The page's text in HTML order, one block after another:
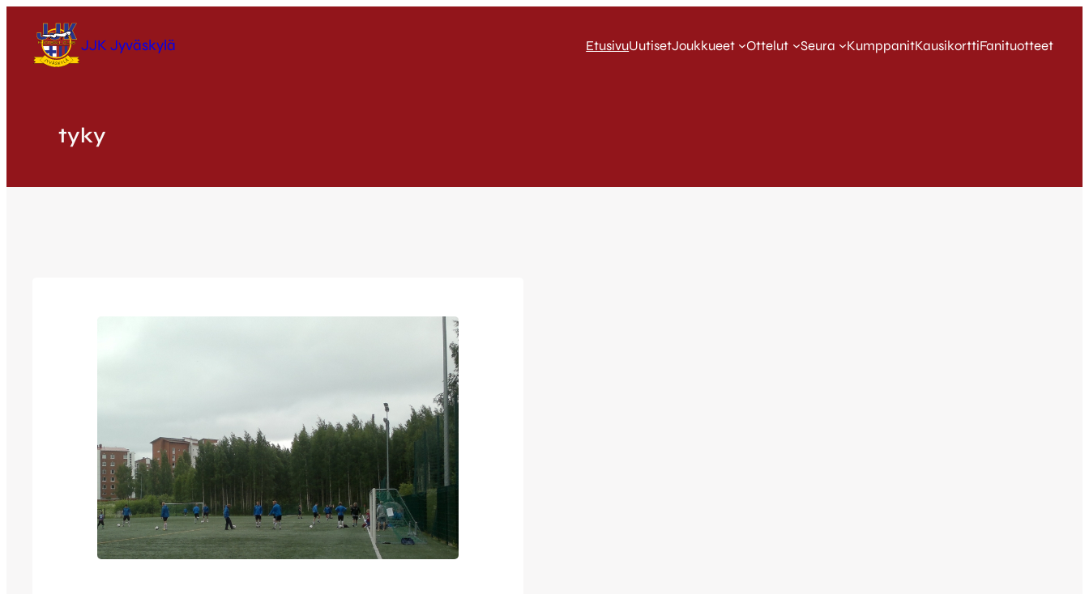
sisältöön
JJK Jyväskylä EtusivuUutisetJoukkueet Ottelut Seura KumppanitKausikorttiFanituotteet
tyky